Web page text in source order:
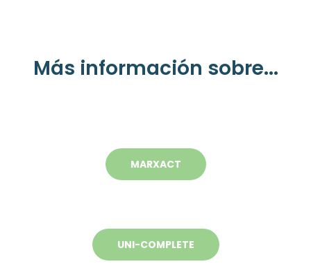
Más información sobre...
MARXACT
UNI-COMPLETE